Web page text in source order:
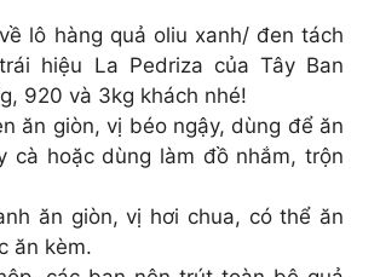
lô hàng quả oliu xanh/ đen tách
hiệu La Pedriza của Tây Ban
920 và 3kg khách nhé!
ăn giòn, vị béo ngậy, dùng để ăn
cà hoặc dùng làm đồ nhắm, trộn
ăn giòn, vị hơi chua, có thể ăn
ăn kèm.